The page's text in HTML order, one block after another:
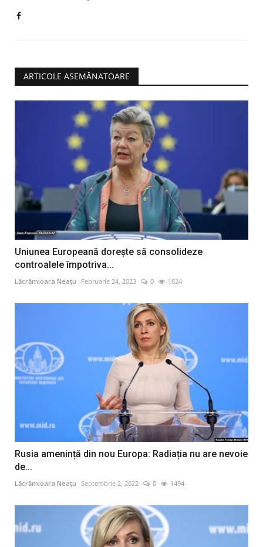
ARTICOLE ASEMĂNATOARE
Uniunea Europeană doreşte să consolideze
controalele împotriva...
Lăcrămioara Neațu Februarie 24, 2023 0 1824
Rusia amenință din nou Europa: Radiația nu are nevoie
de...
Lăcrămioara Neațu Septembrie 2, 2022 0 1494